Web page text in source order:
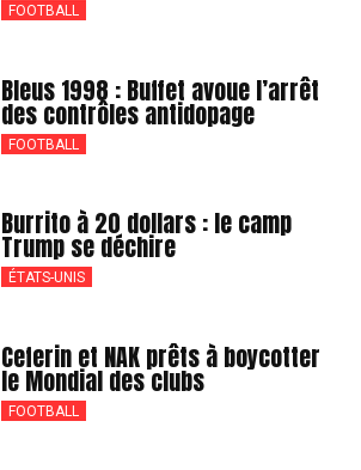
FOOTBALL
Bleus 1998 : Buffet avoue l’arrêt
des contrôles antidopage
FOOTBALL
Burrito à 20 dollars : le camp
Trump se déchire
ÉTATS-UNIS
Ceferin et NAK prêts à boycotter
le Mondial des clubs
FOOTBALL